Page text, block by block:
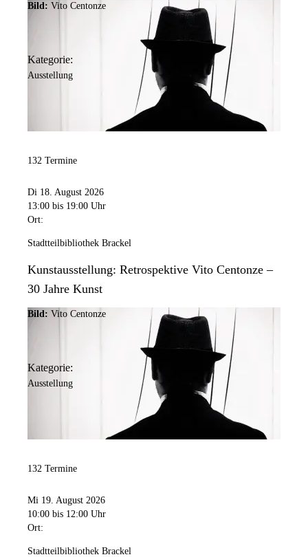
Bild: Vito Centonze
Kategorie:
Ausstellung
132 Termine
Di 18. August 2026
13:00 bis 19:00 Uhr
Ort:
Stadtteilbibliothek Brackel
Kunstausstellung: Retrospektive Vito Centonze –
30 Jahre Kunst
Bild: Vito Centonze
Kategorie:
Ausstellung
132 Termine
Mi 19. August 2026
10:00 bis 12:00 Uhr
Ort:
Stadtteilbibliothek Brackel